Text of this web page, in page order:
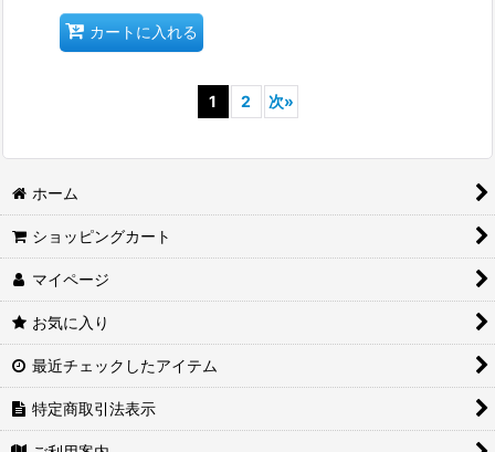
カートに入れる
1 2 次»
ホーム
ショッピングカート
マイページ
お気に入り
最近チェックしたアイテム
特定商取引法表示